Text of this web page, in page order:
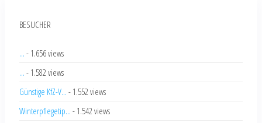
BESUCHER
... - 1.656 views
... - 1.582 views
Günstige KfZ-V... - 1.552 views
Winterpflegetip... - 1.542 views